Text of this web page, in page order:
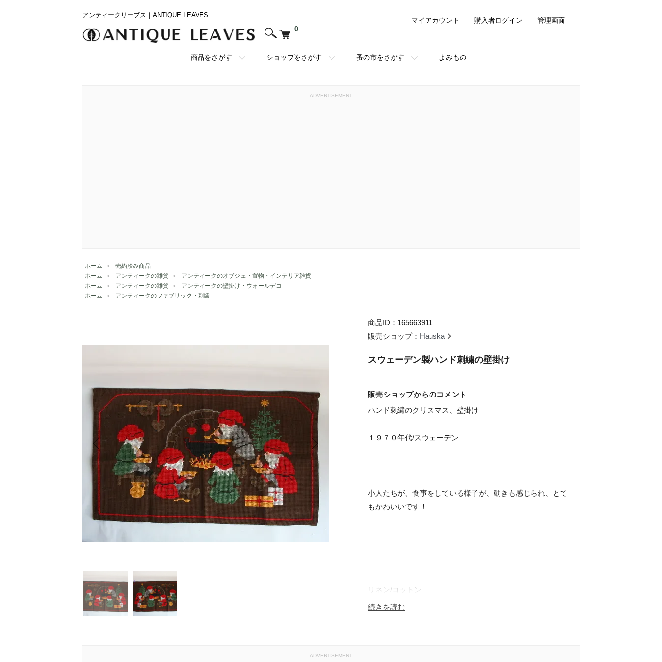
アンティークリーブス｜ANTIQUE LEAVES
0
商品をさがす ショップをさがす 蚤の市をさがす よみもの
マイアカウント 購入者ログイン 管理画面
ADVERTISEMENT
ホーム ＞
売約済み商品
ホーム
＞ アンティークの雑貨 ＞
アンティークのオブジェ・置物・インテリア雑貨
ホーム
＞ アンティークの雑貨 ＞
アンティークの壁掛け・ウォールデコ
ホーム
＞ アンティークのファブリック・刺繍
商品ID：165663911
販売ショップ： Hauska
スウェーデン製ハンド刺繍の壁掛け
販売ショップからのコメント
ハンド刺繍のクリスマス、壁掛け
１９７０年代/スウェーデン
小人たちが、食事をしている様子が、動きも感じられ、とて
もかわいいです！
リネン/コットン
続きを読む
ADVERTISEMENT